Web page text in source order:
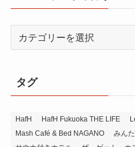
ー
ら
探
タグ
HafH HafH Fukuoka THE LIFE
Mash Café & Bed NAGANO
みん